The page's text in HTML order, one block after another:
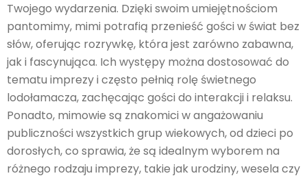
Twojego wydarzenia. Dzięki swoim umiejętnościom
pantomimy, mimi potrafią przenieść gości w świat bez
słów, oferując rozrywkę, która jest zarówno zabawna,
jak i fascynująca. Ich występy można dostosować do
tematu imprezy i często pełnią rolę świetnego
lodołamacza, zachęcając gości do interakcji i relaksu.
Ponadto, mimowie są znakomici w angażowaniu
publiczności wszystkich grup wiekowych, od dzieci po
dorosłych, co sprawia, że są idealnym wyborem na
różnego rodzaju imprezy, takie jak urodziny, wesela czy